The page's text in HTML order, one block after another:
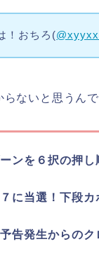
！おちろ(
ないと思うんで
ンを６択の押
に当選！下段
告発生からの